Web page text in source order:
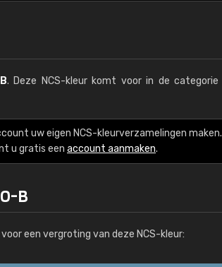
. Deze NCS-kleur komt voor in de categorie
uw eigen NCS-kleurverzamelingen maken.
u gratis een account aanmaken.
B
een vergroting van deze NCS-kleur: